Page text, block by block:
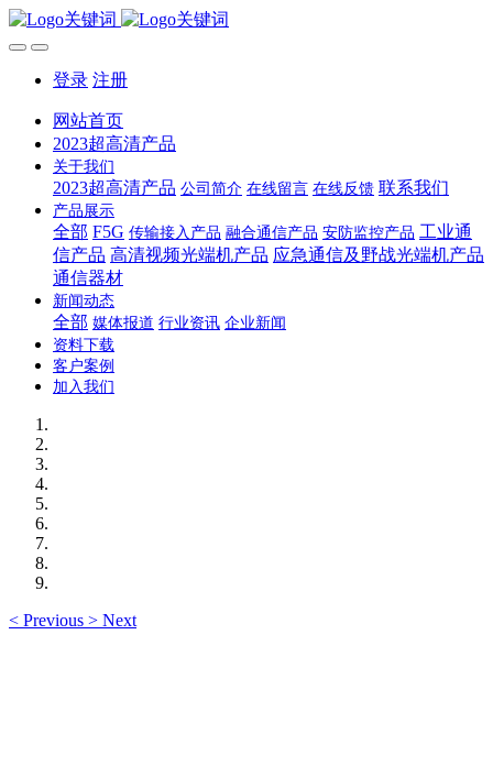
登录 注册
网站首页
2023超高清产品
关于我们
2023超高清产品 公司简介 在线留言 在线反馈 联系我们
产品展示
全部 F5G 传输接入产品 融合通信产品 安防监控产品 工业通
信产品 高清视频光端机产品 应急通信及野战光端机产品
通信器材
新闻动态
全部 媒体报道 行业资讯 企业新闻
资料下载
客户案例
加入我们
< Previous > Next